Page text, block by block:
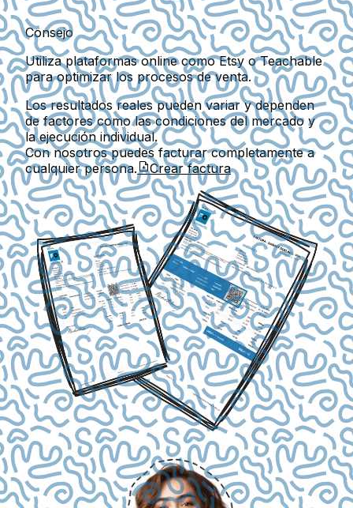
Consejo
Utiliza plataformas online como Etsy o Teachable
para optimizar los procesos de venta.
Los resultados reales pueden variar y dependen
de factores como las condiciones del mercado y
la ejecución individual.
Con nosotros puedes facturar completamente a
cualquier persona.
Crear factura